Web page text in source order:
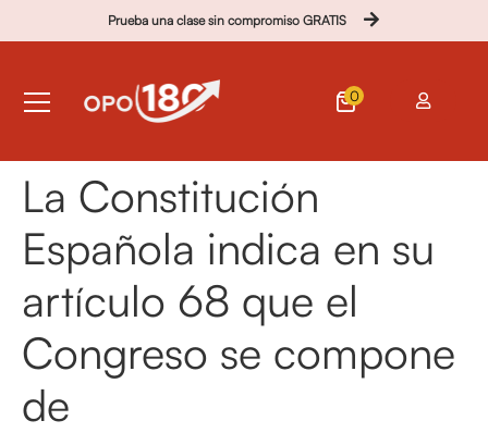
Prueba una clase sin compromiso GRATIS
0
La Constitución
Española indica en su
artículo 68 que el
Congreso se compone
de